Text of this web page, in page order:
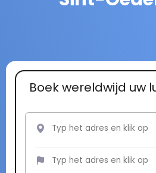
Boek wereldwijd uw